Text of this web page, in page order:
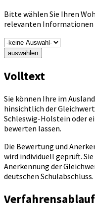
Bitte wählen Sie Ihren
relevanten Informationen
auswählen
Volltext
Sie können Ihre im
hinsichtlich der
Schleswig-Holstein oder
bewerten lassen.
Die Bewertung und
wird individuell geprüft.
Anerkennung der
deutschen Schulabschluss.
Verfahrensablauf